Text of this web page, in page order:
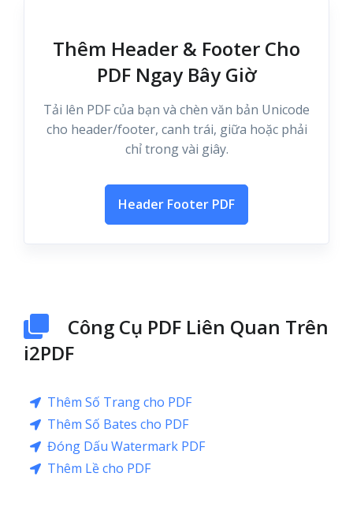
Thêm Header & Footer Cho
PDF Ngay Bây Giờ
Tải lên PDF của bạn và chèn văn bản Unicode
cho header/footer, canh trái, giữa hoặc phải
chỉ trong vài giây.
Header Footer PDF
Công Cụ PDF Liên Quan Trên
i2PDF
Thêm Số Trang cho PDF
Thêm Số Bates cho PDF
Đóng Dấu Watermark PDF
Thêm Lề cho PDF